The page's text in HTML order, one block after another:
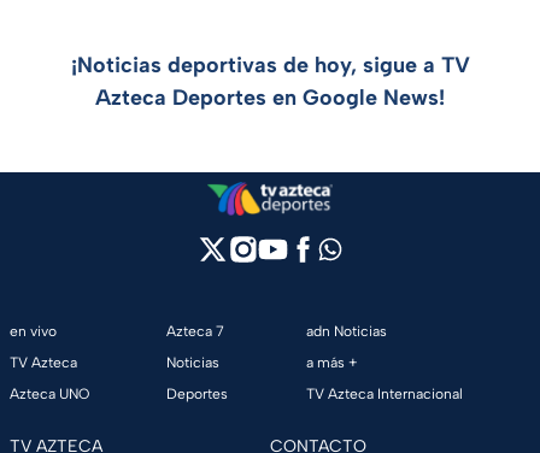
¡Noticias deportivas de hoy, sigue a TV
Azteca Deportes en Google News!
en vivo
TV Azteca
Azteca UNO
Azteca 7
Noticias
Deportes
adn Noticias
a más +
TV Azteca Internacional
TV AZTECA CONTACTO